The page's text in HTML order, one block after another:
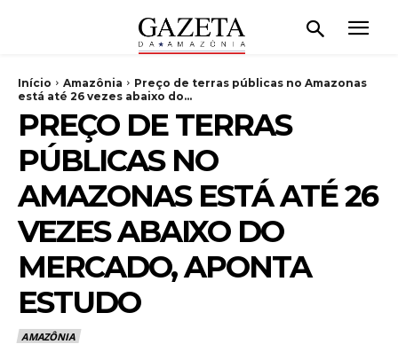
Início Amazônia
Preço de terras públicas no Amazonas
está até 26 vezes abaixo do...
PREÇO DE TERRAS
PÚBLICAS NO
AMAZONAS ESTÁ ATÉ 26
VEZES ABAIXO DO
MERCADO, APONTA
ESTUDO
AMAZÔNIA